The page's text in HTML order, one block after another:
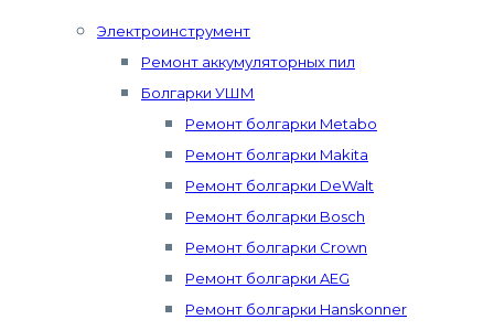
Электроинструмент
Ремонт аккумуляторных пил
Болгарки УШМ
Ремонт болгарки Metabo
Ремонт болгарки Makita
Ремонт болгарки DeWalt
Ремонт болгарки Bosch
Ремонт болгарки Crown
Ремонт болгарки AEG
Ремонт болгарки Hanskonner